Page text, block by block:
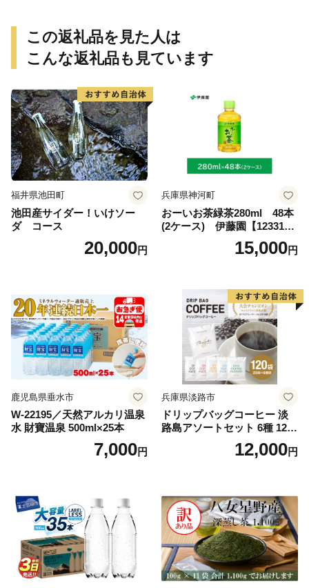
この返礼品を見た人は
こんな返礼品も見ています
福井県池田町
池田産サイダー！いけソー
ダ コース
20,000円
兵庫県神河町
おーいお茶緑茶280ml 48本
(2ケース) 伊藤園【123317
15,000円
鹿児島県垂水市
W-22195／天然アルカリ温泉
水 財寶温泉 500ml×25本
7,000円
兵庫県淡路市
ドリップバッグコーヒー 淡
路島アソートセット 6種 120
袋 飲み比べ コーヒー
12,000円